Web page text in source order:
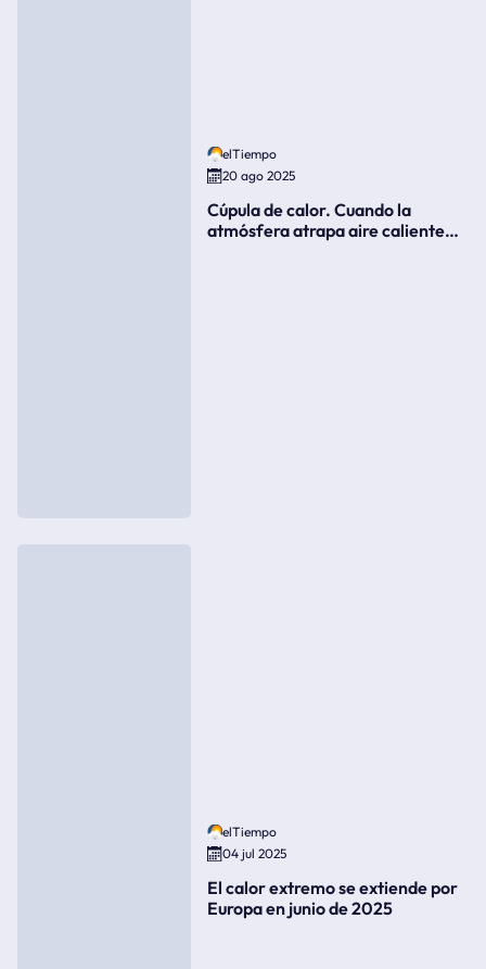
elTiempo
20 ago 2025
Cúpula de calor. Cuando la
atmósfera atrapa aire caliente
elTiempo
04 jul 2025
El calor extremo se extiende por
Europa en junio de 2025